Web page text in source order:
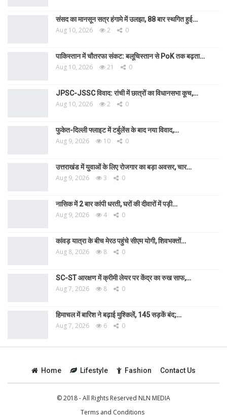
संसद का मानसून सत्र हंगामे में उलझा, 88 बार स्थगित हुई…
Aug 10, 2026 2 0
पाकिस्तान में चौतरफा संकट: बलूचिस्तान से PoK तक बढ़ता…
Aug 10, 2026 21 0
JPSC-JSSC विवाद: रांची में छात्रों का विधानसभा कूच,…
Aug 10, 2026 2 0
फुकेत-दिल्ली फ्लाइट में टर्बुलेंस के बाद नया विवाद,…
Aug 9, 2026 10 0
उत्तराखंड में युवाओं के लिए रोजगार का बड़ा अवसर, चार…
Aug 9, 2026 3 0
नासिक में 2 बार कांपी धरती, घरों की दीवारों में पड़ी…
Aug 9, 2026 4 0
कांवड़ यात्रा के बीच मेरठ पहुंचे सीएम योगी, शिवभक्तों…
Aug 8, 2026 8 0
SC-ST आरक्षण में क्रीमी लेयर पर केंद्र का रुख साफ,…
Aug 7, 2026 8 0
हिमाचल में बारिश ने बढ़ाई मुश्किलें, 145 सड़कें बंद;…
Aug 7, 2026 6 0
Home Lifestyle Fashion Contact Us
© 2018 - All Rights Reserved NLN MEDIA
Terms and Conditions